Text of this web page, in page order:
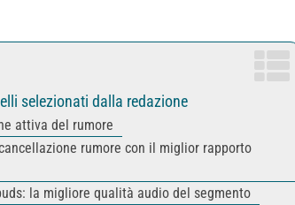
selezionati dalla redazione
attiva del rumore
rumore con il miglior rapporto
la migliore qualità audio del segmento